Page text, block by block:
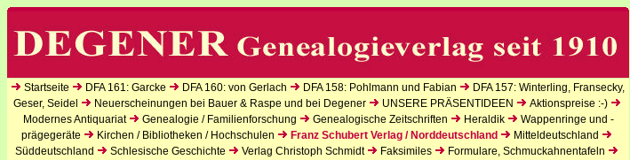
Startseite DFA 161: Garcke DFA 160: von Gerlach DFA 158: Pohlmann und Fabian
DFA 157: Winterling, Fransecky,
Geser, Seidel
Neuerscheinungen bei Bauer & Raspe und bei Degener UNSERE PRÄSENTIDEEN
Aktionspreise :-)
Modernes Antiquariat
Genealogie / Familienforschung Genealogische Zeitschriften Heraldik
Wappenringe und -
prägegeräte
Kirchen / Bibliotheken / Hochschulen Franz Schubert Verlag / Norddeutschland
Mitteldeutschland
Süddeutschland
Schlesische Geschichte Verlag Christoph Schmidt Faksimiles
Formulare, Schmuckahnentafeln